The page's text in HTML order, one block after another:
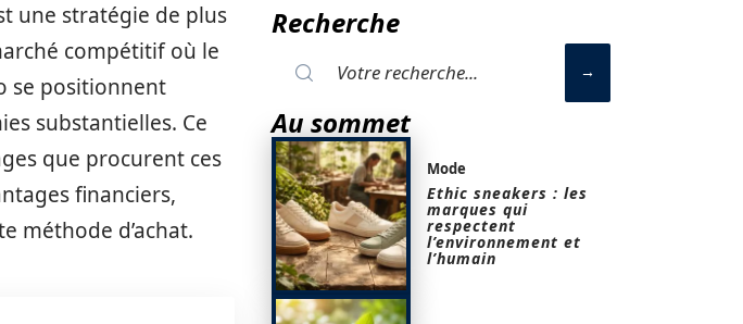
une stratégie de plus
compétitif où le
se positionnent
substantielles. Ce
que procurent ces
financiers,
méthode d’achat.
Recherche
Au sommet
Mode
Ethic sneakers : les
marques qui
respectent
l’environnement et
l’humain